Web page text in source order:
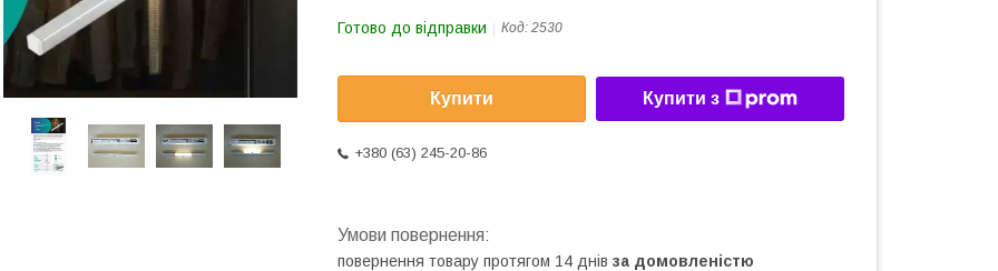
Готово до відправки Код: 2530
Купити Купити з
+380 (63) 245-20-86
повернення товару протягом 14 днів за домовленістю